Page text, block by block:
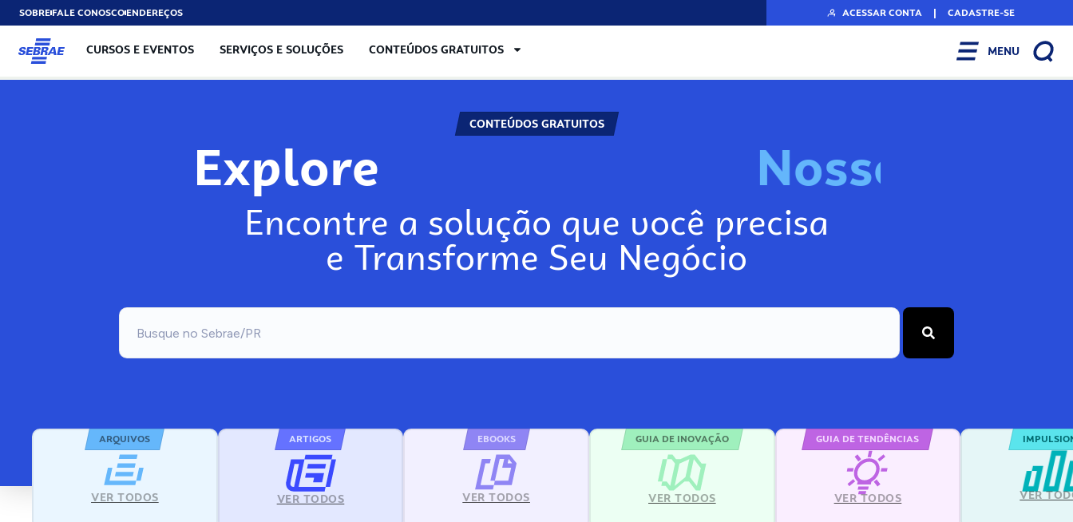
SOBREFALE CONOSCOENDEREÇOS ACESSAR CONTA | CADASTRE-SE
CURSOS E EVENTOS SERVIÇOS E SOLUÇÕES CONTEÚDOS GRATUITOS MENU
CONTEÚDOS GRATUITOS
Explore Nosso
Encontre a solução que você precisa
e Transforme Seu Negócio
ARQUIVOS
VER TODOS
ARTIGOS
VER TODOS
EBOOKS
VER TODOS
GUIA DE INOVAÇÃO
VER TODOS
GUIA DE TENDÊNCIAS
VER TODOS VER